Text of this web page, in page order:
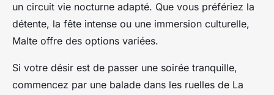
un circuit vie nocturne adapté. Que vous préfériez la
détente, la fête intense ou une immersion culturelle,
Malte offre des options variées.
Si votre désir est de passer une soirée tranquille,
commencez par une balade dans les ruelles de La